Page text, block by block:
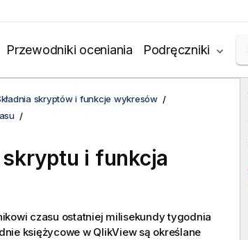
Przewodniki oceniania Podręczniki
skryptów i funkcje wykresów
i funkcja
czasu ostatniej milisekundy tygodnia
księżycowe w QlikViewsą określane